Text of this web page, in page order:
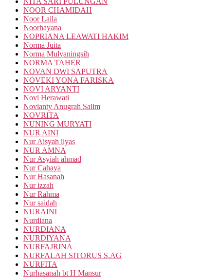
NOOR CHAMIDAH
Noor Laila
Noorhayana
NOPRIANA LEAWATI HAKIM
Norma Juita
Norma Mulyaningsih
NORMA TAHER
NOVAN DWI SAPUTRA
NOVEKI YONA FARISKA
NOVI ARYANTI
Novi Herawati
Novianty Anugrah Salim
NOVRITA
NUNING MURYATI
NUR AINI
Nur Aisyah ilyas
NUR AMNA
Nur Asyiah ahmad
Nur Cahaya
Nur Hasanah
Nur izzah
Nur Rahma
Nur saidah
NURAINI
Nurdiana
NURDIANA
NURDIYANA
NURFAJRINA
NURFALAH SITORUS S.AG
NURFITA
Nurhasanah bt H Mansur